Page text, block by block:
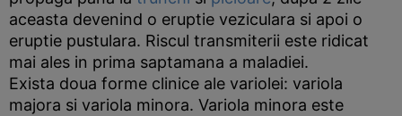
aceasta devenind o eruptie veziculara si apoi o
eruptie pustulara. Riscul transmiterii este ridicat
mai ales in prima saptamana a maladiei.
Exista doua forme clinice ale variolei: variola
majora si variola minora. Variola minora este